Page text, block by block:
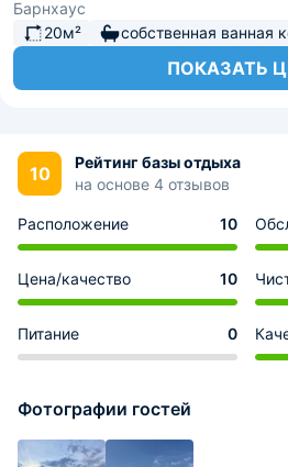
Барнхаус
20м²
собственная ванная
ПОКАЗАТЬ
10
Рейтинг базы отдыха
на основе 4 отзывов
Расположение 10
Цена/качество 10
Питание 0
Фотографии гостей